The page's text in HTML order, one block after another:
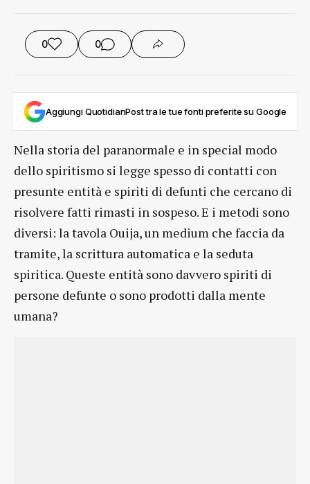
0 0
Aggiungi QuotidianPost tra le tue fonti preferite su Google
Nella storia del paranormale e in special modo
dello spiritismo si legge spesso di contatti con
presunte entità e spiriti di defunti che cercano di
risolvere fatti rimasti in sospeso. E i metodi sono
diversi: la tavola Ouija, un medium che faccia da
tramite, la scrittura automatica e la seduta
spiritica. Queste entità sono davvero spiriti di
persone defunte o sono prodotti dalla mente
umana?